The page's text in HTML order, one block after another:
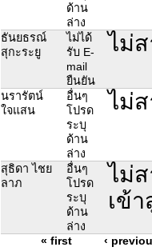
ด้าน
ล่าง
ธันยธรณ์
สุกะระยู
ไม่ได้
รับ E-
mail
ยืนยัน
ไม่
นรารัตน์
ใจแสน
อื่นๆ
โปรด
ระบุ
ด้าน
ล่าง
ไม่
สุธิดา ไชย
ลาภ
อื่นๆ
โปรด
ระบุ
ด้าน
ล่าง
ไม่
เข้
« first ‹